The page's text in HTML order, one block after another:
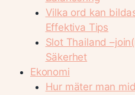
Vilka ord kan
Effektiva Tips
Slot Thailand
Säkerhet
Ekonomi
Hur mäter man